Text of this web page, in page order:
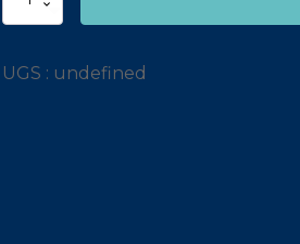
Prévente
UGS : undefined